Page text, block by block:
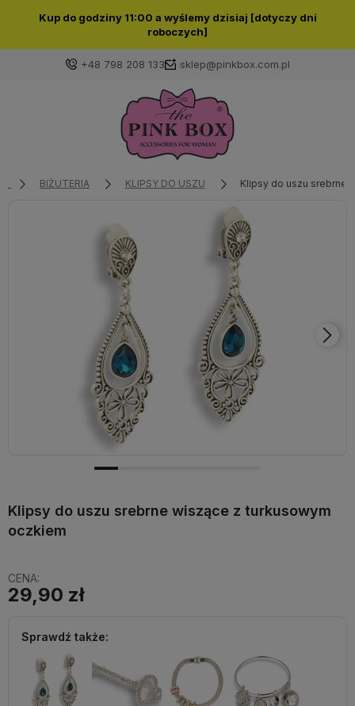
Kup do godziny 11:00 a wyślemy dzisiaj [dotyczy dni
roboczych]
+48 798 208 133 sklep@pinkbox.com.pl
Zaloguj się
Wybierz coś dla siebie z naszej aktualnej oferty lub
zaloguj się, aby przywrócić dodane produkty do listy
z poprzedniej sesji.
BIŻUTERIA KLIPSY DO USZU Klipsy do uszu srebrne
Klipsy do uszu srebrne wiszące z turkusowym
oczkiem
CENA:
29,90 zł
Sprawdź także: